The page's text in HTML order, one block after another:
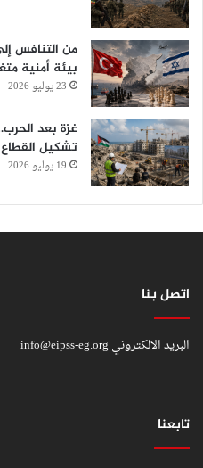
من التنافس
بيئة أمنية
23 يوليو 2026
غزة بعد
تشكيل القطاع
19 يوليو 2026
اتصل بنا
البريد الالكترونيinfo@eipss-eg.org
تابعنا